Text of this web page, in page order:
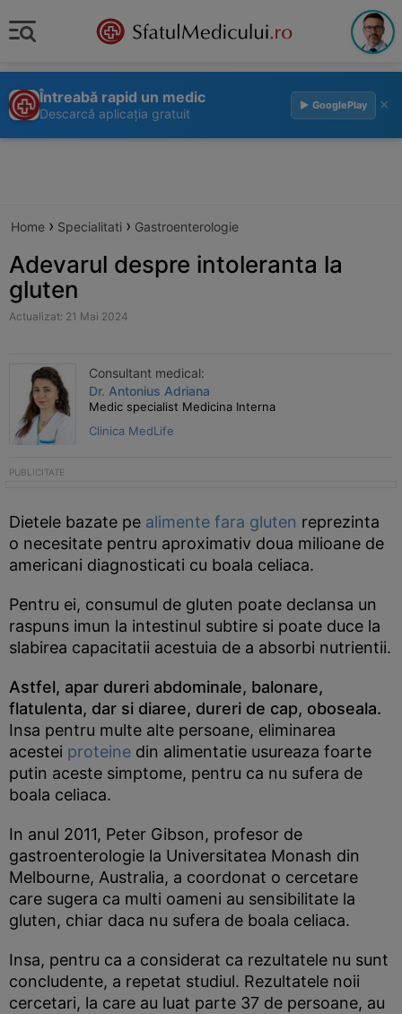
Întreabă rapid un medic
Descarcă aplicația gratuit
▶ GooglePlay ×
Home › Specialitati › Gastroenterologie
Adevarul despre intoleranta la
gluten
Actualizat: 21 Mai 2024
Consultant medical:
Dr. Antonius Adriana
Medic specialist Medicina Interna
Clinica MedLife
Dietele bazate pe alimente fara gluten reprezinta
o necesitate pentru aproximativ doua milioane de
americani diagnosticati cu boala celiaca.
Pentru ei, consumul de gluten poate declansa un
raspuns imun la intestinul subtire si poate duce la
slabirea capacitatii acestuia de a absorbi nutrientii.
Astfel, apar dureri abdominale, balonare,
flatulenta, dar si diaree, dureri de cap, oboseala.
Insa pentru multe alte persoane, eliminarea
acestei proteine din alimentatie usureaza foarte
putin aceste simptome, pentru ca nu sufera de
boala celiaca.
In anul 2011, Peter Gibson, profesor de
gastroenterologie la Universitatea Monash din
Melbourne, Australia, a coordonat o cercetare
care sugera ca multi oameni au sensibilitate la
gluten, chiar daca nu sufera de boala celiaca.
Insa, pentru ca a considerat ca rezultatele nu sunt
concludente, a repetat studiul. Rezultatele noii
cercetari, la care au luat parte 37 de persoane, au